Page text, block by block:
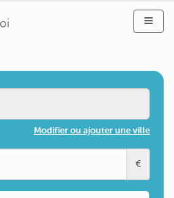
Modifier ou ajouter une ville
€